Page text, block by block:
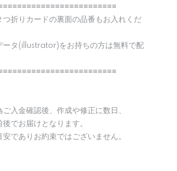
つ折りカードの裏面の品番もお入れくだ
ータ(illustrator)をお持ちの方は無料で配
入金確認後、作成や修正に数日、
でお届けとなります。
でありお約束ではございません。